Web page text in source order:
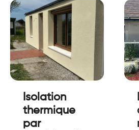
Isolation
thermique
par